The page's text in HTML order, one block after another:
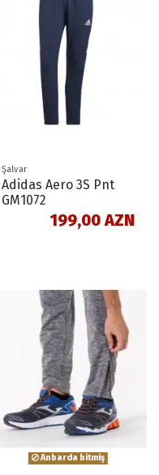
Şalvar
Adidas Aero 3S Pnt
GM1072
199,00 AZN
Anbarda bitmiş